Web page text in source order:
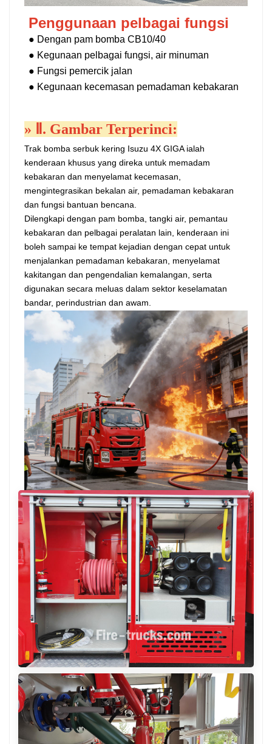
Penggunaan pelbagai fungsi
● Dengan pam bomba CB10/40
● Kegunaan pelbagai fungsi, air minuman
● Fungsi pemercik jalan
● Kegunaan kecemasan pemadaman kebakaran
» Ⅱ. Gambar Terperinci:
Trak bomba serbuk kering Isuzu 4X GIGA ialah
kenderaan khusus yang direka untuk memadam
kebakaran dan menyelamat kecemasan,
mengintegrasikan bekalan air, pemadaman kebakaran
dan fungsi bantuan bencana.
Dilengkapi dengan pam bomba, tangki air, pemantau
kebakaran dan pelbagai peralatan lain, kenderaan ini
boleh sampai ke tempat kejadian dengan cepat untuk
menjalankan pemadaman kebakaran, menyelamat
kakitangan dan pengendalian kemalangan, serta
digunakan secara meluas dalam sektor keselamatan
bandar, perindustrian dan awam.